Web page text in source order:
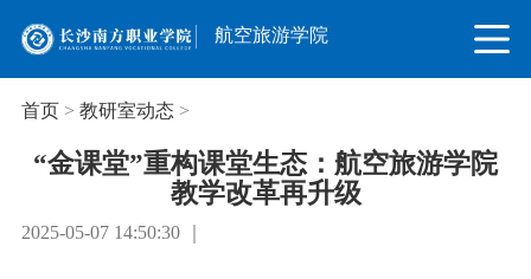
航空旅游学院
首页> 教研室动态>
“金课堂”重构课堂生态：航空旅游学院
教学改革再升级
2025-05-07 14:50:30 ｜